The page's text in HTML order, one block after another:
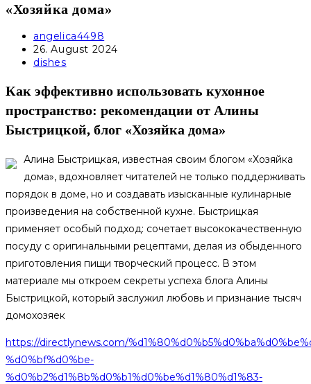
«Хозяйка дома»
Beitrags-
Autor:
angelica4498
Beitrag
veröffentlicht:
26. August 2024
Beitrags-
dishes
Как эффективно использовать кухонное
пространство: рекомендации от Алины
Быстрицкой, блог «Хозяйка дома»
Алина Быстрицкая, известная своим блогом «Хозяйка
дома», вдохновляет читателей не только поддерживать
порядок в доме, но и создавать изысканные кулинарные
произведения на собственной кухне. Быстрицкая
применяет особый подход: сочетает высококачественную
посуду с оригинальными рецептами, делая из обыденного
приготовления пищи творческий процесс. В этом
материале мы откроем секреты успеха блога Алины
Быстрицкой, который заслужил любовь и признание тысяч
домохозяек
https://directlynews.com/
%d0%bf%d0%be-
%d0%b2%d1%8b%d0%b1%d0%be%d1%80%d1%83-